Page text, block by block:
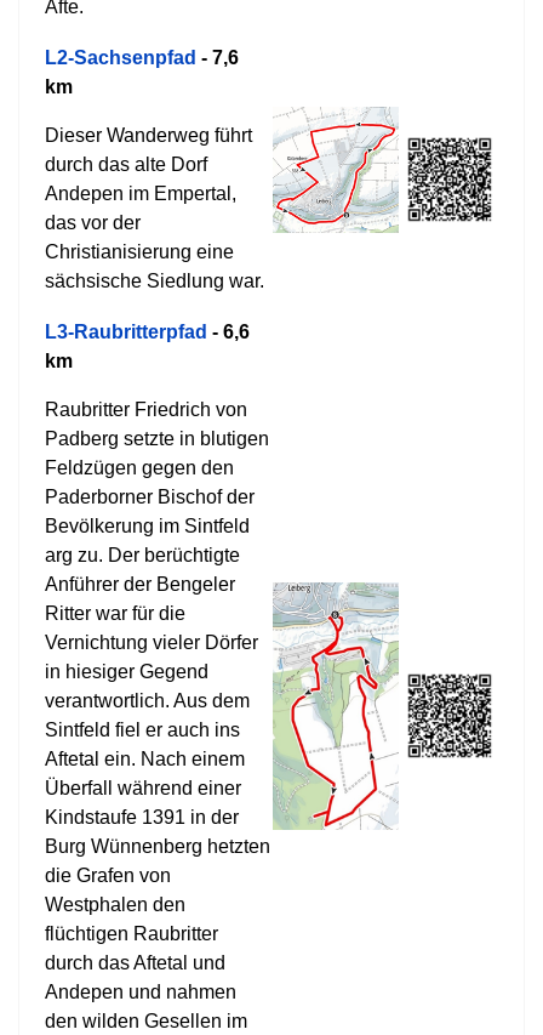
Afte.
L2-Sachsenpfad - 7,6
km
Dieser Wanderweg führt
durch das alte Dorf
Andepen im Empertal,
das vor der
Christianisierung eine
sächsische Siedlung war.
L3-Raubritterpfad - 6,6
km
Raubritter Friedrich von
Padberg setzte in blutigen
Feldzügen gegen den
Paderborner Bischof der
Bevölkerung im Sintfeld
arg zu. Der berüchtigte
Anführer der Bengeler
Ritter war für die
Vernichtung vieler Dörfer
in hiesiger Gegend
verantwortlich. Aus dem
Sintfeld fiel er auch ins
Aftetal ein. Nach einem
Überfall während einer
Kindstaufe 1391 in der
Burg Wünnenberg hetzten
die Grafen von
Westphalen den
flüchtigen Raubritter
durch das Aftetal und
Andepen und nahmen
den wilden Gesellen im